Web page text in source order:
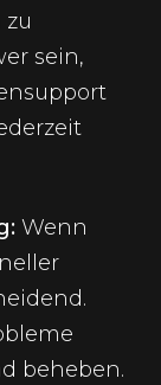
sein,
Wenn
beheben.